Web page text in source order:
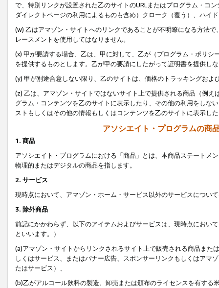
で、特別リンクが設置された乙のサイトのURLまたはプログラム・コ
ダイレクトページの利用によるものも含め）クローク（覆う）、ハイ
(w) 乙はアマゾン・サイトへのリンクであることが不明瞭になる方法
レースメントを使用してはなりません。
(x) 甲が要請する場合、乙は、甲に対して、乙が（プログラム・ポリ
を提供するものとします。乙が甲の要請にしたがって証明書を提供し
(y) 甲が別途合意しない限り、乙のサイトは、価格のトラッキングお
(z) 乙は、アマゾン・サイトではないサイト上で提供される商品（例
グラム・コンテンツを乙のサイトに表示したり、その他の利用をしな
ストもしくはその他の情報もしくはコンテンツを乙のサイトに表示し
アソシエイト・プログラムの商
1. 商品
アソシエイト・プログラムにおける「商品」とは、本商品ステートメ
物理的またはデジタルの商品を指します。
2. サービス
現時点において、アマゾン・ホーム・サービス以外のサービスについ
3. 除外商品
前記にかかわらず、以下のアイテムおよびサービスは、現時点におい
といいます。）
(a)アマゾン・サイトからリンクされるサイト上で販売される商品ま
しくはサービス、またはバナー広告、スポンサーリンクもしくはアマ
たはサービス）、
(b)乙がアルコール飲料の製造、卸売または頒布のライセンスを有す